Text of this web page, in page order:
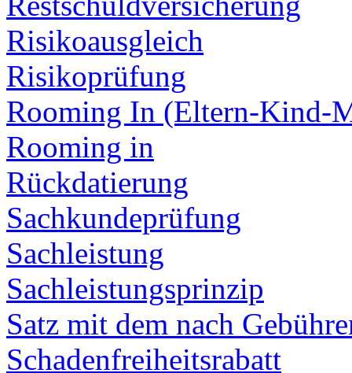
Risikoausgleich
Risikoprüfung
Rooming In (Eltern-Kind-
Rooming in
Rückdatierung
Sachkundeprüfung
Sachleistung
Sachleistungsprinzip
Satz mit dem nach
Schadenfreiheitsrabatt